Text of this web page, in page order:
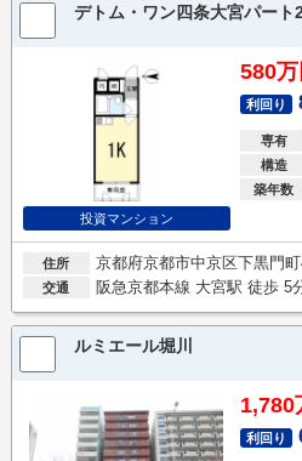
デトム・ワン四条大宮パート
投資マンション
580万
利回り
専有
構造
築年数
住所 京都府京都市中京区下黒門
交通 阪急京都本線 大宮駅 徒歩 5
ルミエール堀川
1,780
利回り